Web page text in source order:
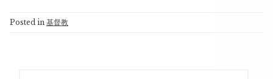
Posted in 基督教